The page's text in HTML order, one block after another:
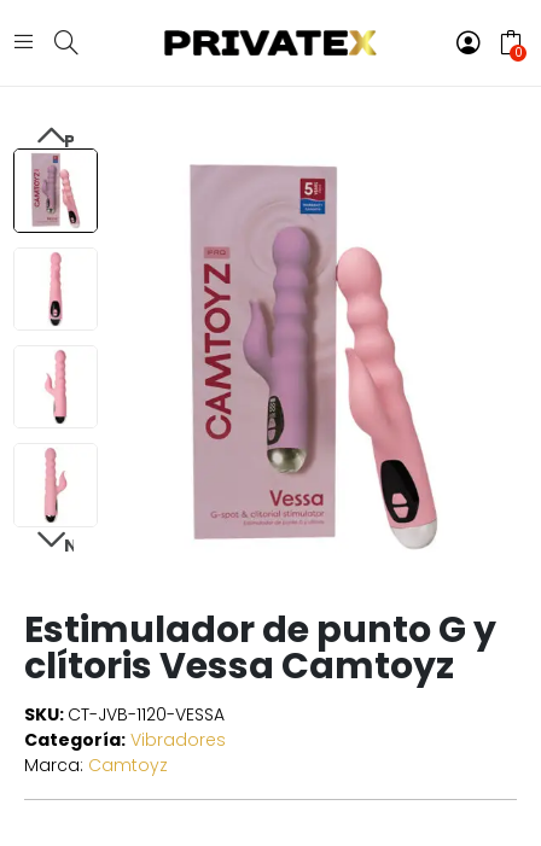
0
PREVIOUS
NEXT
Estimulador de punto G y
clítoris Vessa Camtoyz
SKU: CT-JVB-1120-VESSA
Categoría: Vibradores
Marca: Camtoyz